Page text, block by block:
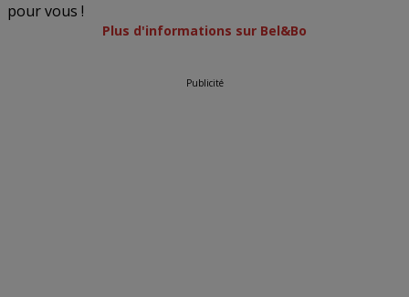
pour vous !
Plus d'informations sur Bel&Bo
Publicité